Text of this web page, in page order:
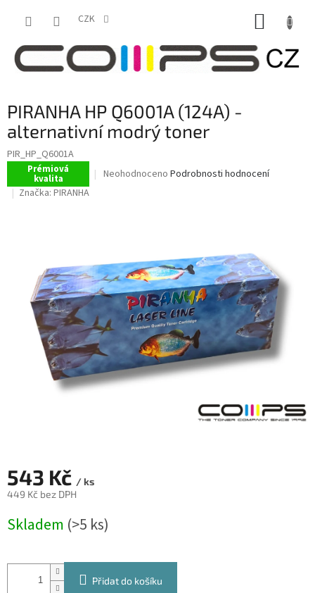
CZK
PIRANHA HP Q6001A (124A) -
alternativní modrý toner
PIR_HP_Q6001A
Prémiová
kvalita
Průměrné
hvězdiček.
Neohodnoceno Podrobnosti hodnocení
Značka: PIRANHA
543 Kč / ks
449 Kč bez DPH
cena:
Skladem (>5 ks)
Přidat do košíku